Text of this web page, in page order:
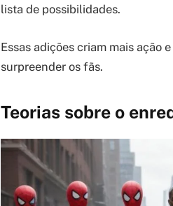
lista de possibilidades.
Essas adições criam mais ação
surpreender os fãs.
Teorias sobre o